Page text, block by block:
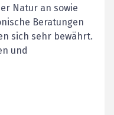
Natur an sowie
Beratungen
sich sehr bewährt.
und